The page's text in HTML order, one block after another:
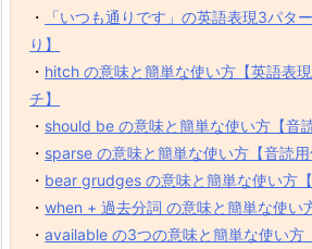
・
「いつも通りです」の英語表現3パタ
り】
・ hitch の意味と簡単な使い方【英語表
チ】
・ should be の意味と簡単な使い方【音
・ sparse の意味と簡単な使い方【音読用
・ bear grudges の意味と簡単な使い方【
・when + 過去分詞 の意味と簡単な使い
・available の3つの意味と簡単な使い方